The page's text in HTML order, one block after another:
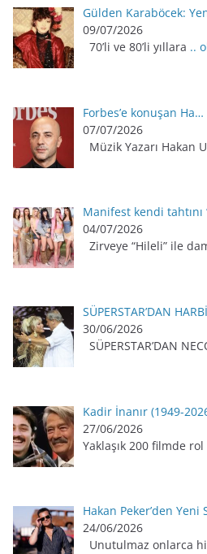
Gülden Karaböcek:
09/07/2026
70’li ve 80’li yıllara ..
Forbes’e konuşan Ha…
07/07/2026
Müzik Yazarı Hakan
Manifest kendi tahtını
04/07/2026
Zirveye “Hileli” ile
SÜPERSTAR’DAN
30/06/2026
SÜPERSTAR’DAN
Kadir İnanır (1949-
27/06/2026
Yaklaşık 200 filmde
Hakan Peker’den Yeni
24/06/2026
Unutulmaz onlarca